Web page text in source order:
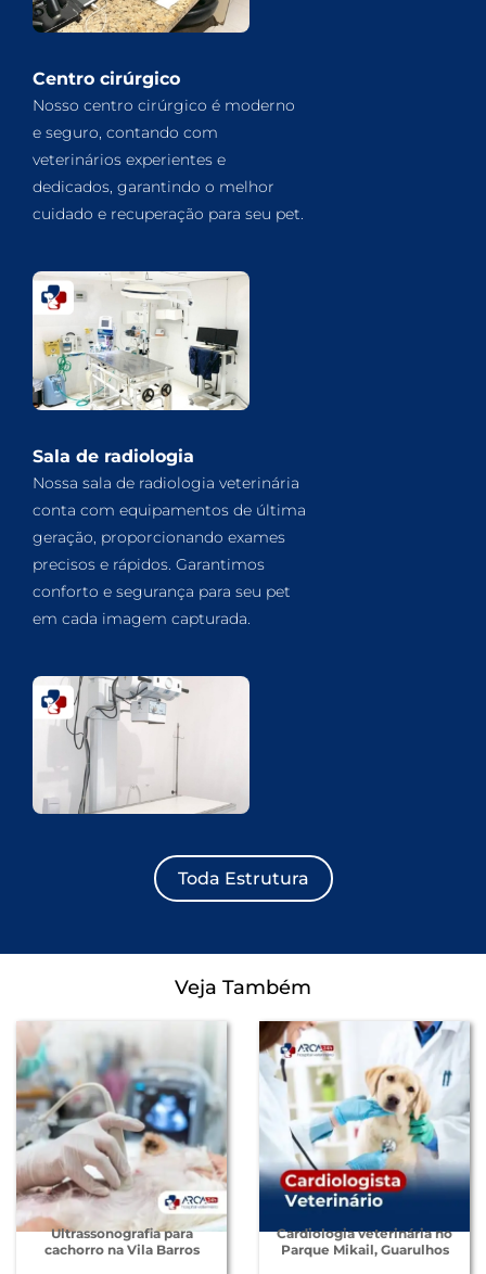
Centro cirúrgico
Nosso centro cirúrgico é moderno
e seguro, contando com
veterinários experientes e
dedicados, garantindo o melhor
cuidado e recuperação para seu pet.
Sala de radiologia
Nossa sala de radiologia veterinária
conta com equipamentos de última
geração, proporcionando exames
precisos e rápidos. Garantimos
conforto e segurança para seu pet
em cada imagem capturada.
Toda Estrutura
Veja Também
Ultrassonografia para
cachorro na Vila Barros
Cardiologia veterinária no
Parque Mikail, Guarulhos